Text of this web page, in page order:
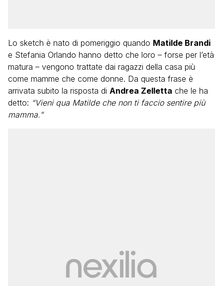
Lo sketch è nato di pomeriggio quando Matilde Brandi
e Stefania Orlando hanno detto che loro – forse per l’età
matura – vengono trattate dai ragazzi della casa più
come mamme che come donne. Da questa frase è
arrivata subito la risposta di Andrea Zelletta che le ha
detto: “Vieni qua Matilde che non ti faccio sentire più
mamma.”